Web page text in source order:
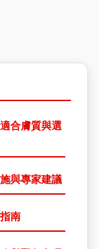
合膚質與選
與專家建議
南